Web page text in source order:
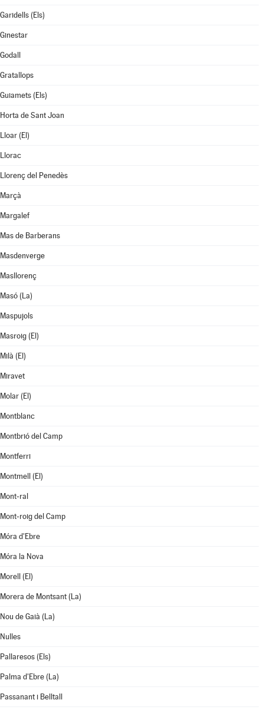
Garidells (Els)
Ginestar
Godall
Gratallops
Guiamets (Els)
Horta de Sant Joan
Lloar (El)
Llorac
Llorenç del Penedès
Marçà
Margalef
Mas de Barberans
Masdenverge
Masllorenç
Masó (La)
Maspujols
Masroig (El)
Milà (El)
Miravet
Molar (El)
Montblanc
Montbrió del Camp
Montferri
Montmell (El)
Mont-ral
Mont-roig del Camp
Móra d'Ebre
Móra la Nova
Morell (El)
Morera de Montsant (La)
Nou de Gaià (La)
Nulles
Pallaresos (Els)
Palma d'Ebre (La)
Passanant i Belltall